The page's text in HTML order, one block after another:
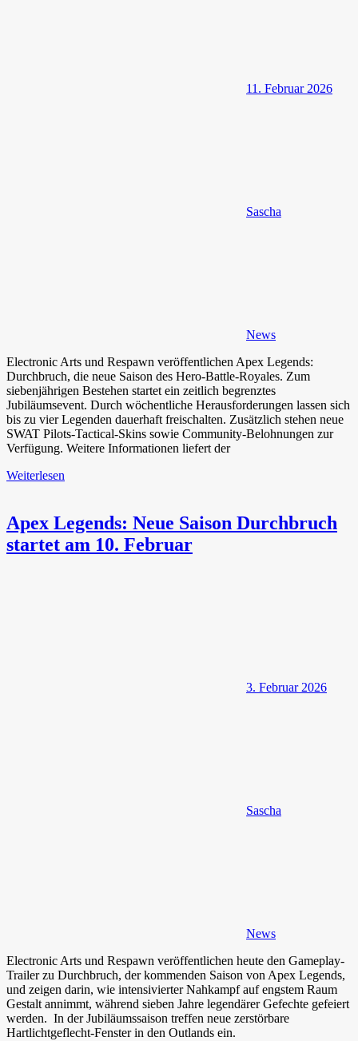
11. Februar 2026
Sascha
News
Electronic Arts und Respawn veröffentlichen Apex Legends:
Durchbruch, die neue Saison des Hero-Battle-Royales. Zum
siebenjährigen Bestehen startet ein zeitlich begrenztes
Jubiläumsevent. Durch wöchentliche Herausforderungen lassen sich
bis zu vier Legenden dauerhaft freischalten. Zusätzlich stehen neue
SWAT Pilots-Tactical-Skins sowie Community-Belohnungen zur
Verfügung. Weitere Informationen liefert der
Weiterlesen
Apex Legends: Neue Saison Durchbruch
startet am 10. Februar
3. Februar 2026
Sascha
News
Electronic Arts und Respawn veröffentlichen heute den Gameplay-
Trailer zu Durchbruch, der kommenden Saison von Apex Legends,
und zeigen darin, wie intensivierter Nahkampf auf engstem Raum
Gestalt annimmt, während sieben Jahre legendärer Gefechte gefeiert
werden. In der Jubiläumssaison treffen neue zerstörbare
Hartlichtgeflecht-Fenster in den Outlands ein.